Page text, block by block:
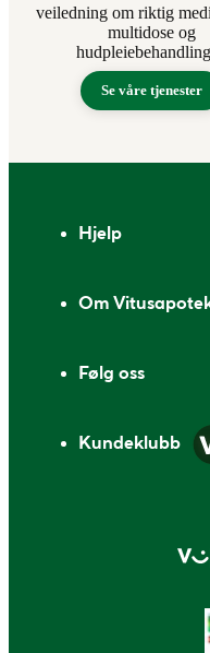
veiledning om riktig
multidose og
Se våre tjenester
Hjelp
Om
Følg oss
Kundeklubb